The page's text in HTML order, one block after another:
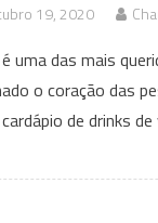
19, 2020
uma das mais
o coração das
cardápio de drinks